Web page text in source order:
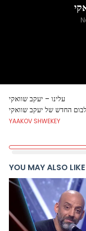
עלינו – יעקב שוואקי
YAAKOV SHWEKEY
YOU MAY ALSO LIKE